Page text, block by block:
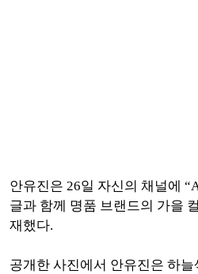
안유진은 26일 자신의 채널에
글과 함께 명품 브랜드의 가을
재했다.
공개한 사진에서 안유진은 하